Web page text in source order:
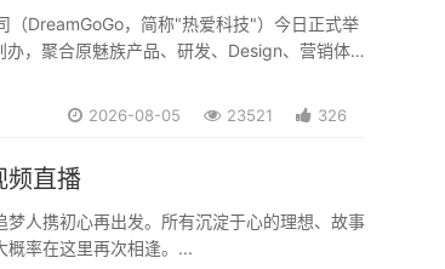
DreamGoGo，简称"热爱科技"）今日正式举
，聚合原魅族产品、研发、Design、营销体
2026-08-05 23521 326
频直播
梦人携初心再出发。所有沉淀于心的理想、故事
概率在这里再次相逢。...